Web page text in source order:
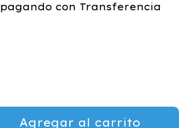
pagando con Transferencia